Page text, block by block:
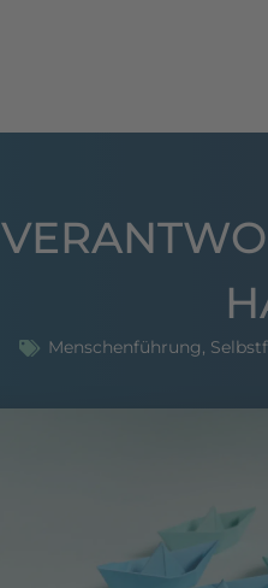
Menschenführung,